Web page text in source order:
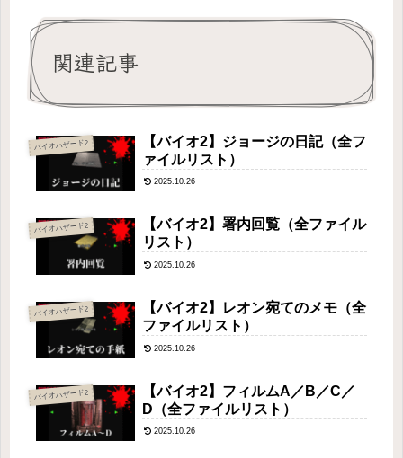
関連記事
バイオハザード2
【バイオ2】ジョージの日記（全フ
ァイルリスト）
2025.10.26
バイオハザード2
【バイオ2】署内回覧（全ファイル
リスト）
2025.10.26
バイオハザード2
【バイオ2】レオン宛てのメモ（全
ファイルリスト）
2025.10.26
バイオハザード2
【バイオ2】フィルムA／B／C／
D（全ファイルリスト）
2025.10.26